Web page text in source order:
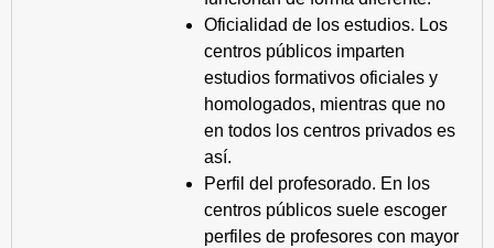
Oficialidad de los estudios. Los
centros públicos imparten
estudios formativos oficiales y
homologados, mientras que no
en todos los centros privados es
así.
Perfil del profesorado. En los
centros públicos suele escoger
perfiles de profesores con mayor